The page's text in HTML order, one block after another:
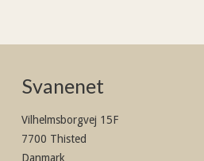
Svanenet
Vilhelmsborgvej 15F
7700 Thisted
Danmark